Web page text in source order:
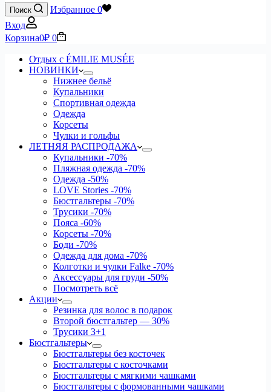
Поиск Избранное 0
Вход
Корзина0₽ 0
Отдых с ÉMILIE MUSÉE
НОВИНКИ
Нижнее бельё
Купальники
Спортивная одежда
Одежда
Корсеты
Чулки и гольфы
ЛЕТНЯЯ РАСПРОДАЖА
Купальники -70%
Пляжная одежда -70%
Одежда -50%
LOVE Stories -70%
Бюстгальтеры -70%
Трусики -70%
Пояса -60%
Корсеты -70%
Боди -70%
Одежда для дома -70%
Колготки и чулки Falke -70%
Аксессуары для груди -50%
Посмотреть всё
Акции
Резинка для волос в подарок
Второй бюстгальтер — 30%
Трусики 3+1
Бюстгальтеры
Бюстгальтеры без косточек
Бюстгальтеры с косточками
Бюстгальтеры с мягкими чашками
Бюстгальтеры с формованными чашками